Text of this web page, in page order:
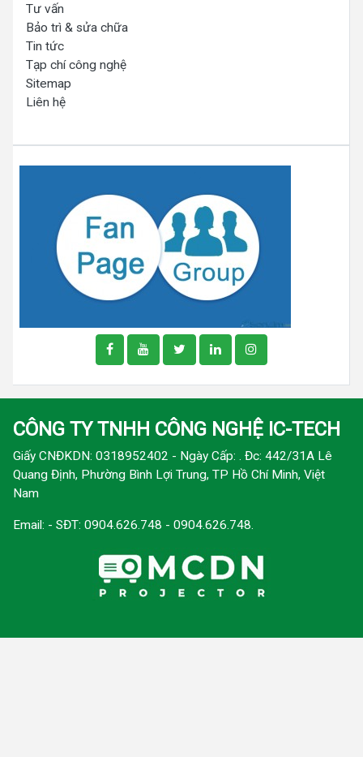
Tư vấn
Bảo trì & sửa chữa
Tin tức
Tạp chí công nghệ
Sitemap
Liên hệ
CÔNG TY TNHH CÔNG NGHỆ IC-TECH
Giấy CNĐKDN: 0318952402 - Ngày Cấp: . Đc: 442/31A Lê
Quang Định, Phường Bình Lợi Trung, TP Hồ Chí Minh, Việt
Nam
Email: - SĐT: 0904.626.748 - 0904.626.748.